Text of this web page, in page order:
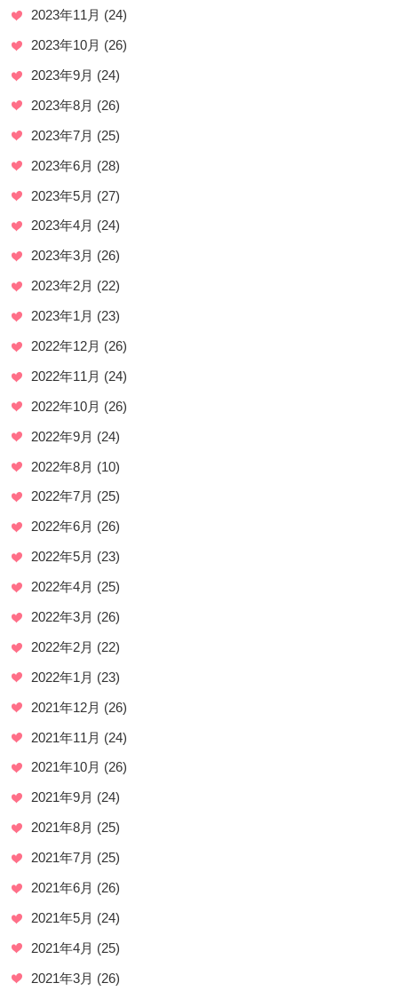
2023年11月 (24)
2023年10月 (26)
2023年9月 (24)
2023年8月 (26)
2023年7月 (25)
2023年6月 (28)
2023年5月 (27)
2023年4月 (24)
2023年3月 (26)
2023年2月 (22)
2023年1月 (23)
2022年12月 (26)
2022年11月 (24)
2022年10月 (26)
2022年9月 (24)
2022年8月 (10)
2022年7月 (25)
2022年6月 (26)
2022年5月 (23)
2022年4月 (25)
2022年3月 (26)
2022年2月 (22)
2022年1月 (23)
2021年12月 (26)
2021年11月 (24)
2021年10月 (26)
2021年9月 (24)
2021年8月 (25)
2021年7月 (25)
2021年6月 (26)
2021年5月 (24)
2021年4月 (25)
2021年3月 (26)